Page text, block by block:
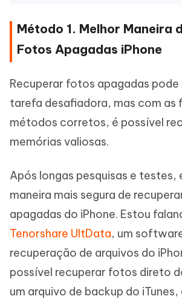
Método 1. Melhor Maneira
Fotos Apagadas iPhone
Recuperar fotos apagadas pode
tarefa desafiadora, mas com as
métodos corretos, é possível
memórias valiosas.
Após longas pesquisas e testes,
maneira mais segura de
apagadas do iPhone. Estou
Tenorshare UltData, um
recuperação de arquivos do
possível recuperar fotos direto
um arquivo de backup do iTunes,